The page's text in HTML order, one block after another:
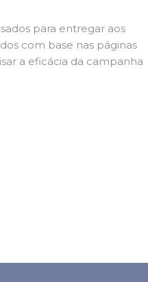
para entregar aos
com base nas páginas
a eficácia da campanha